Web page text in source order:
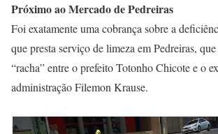
Próximo ao Mercado de Pedreiras
Foi exatamente uma cobrança sobre a
que presta serviço de limeza em Pedreiras,
“racha” entre o prefeito Totonho Chicote e o
administração Filemon Krause.